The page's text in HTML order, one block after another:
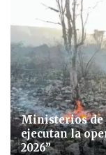
Ministerios de
ejecutan la
2026”